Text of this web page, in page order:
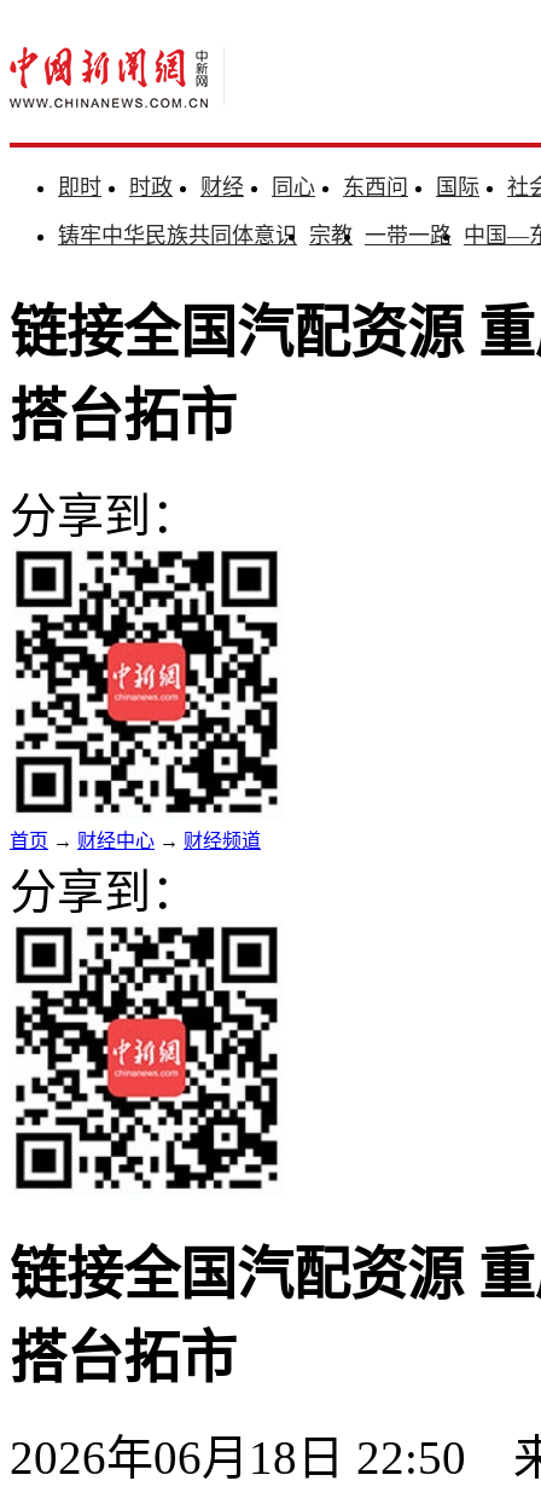
即时 时政 财经 同心 东西问 国际
社
铸牢中华民族共同体意识 宗教 一带一路 中国—
链接全国汽配资源
搭台拓市
分享到：
首页 → 财经中心 → 财经频道
分享到：
链接全国汽配资源
搭台拓市
2026年06月18日 22:50